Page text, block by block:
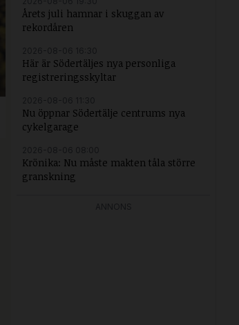
Årets juli hamnar i skuggan av
rekordåren
Här är Södertäljes nya personliga
registreringsskyltar
Nu öppnar Södertälje centrums nya
cykelgarage
Krönika: Nu måste makten tåla större
granskning